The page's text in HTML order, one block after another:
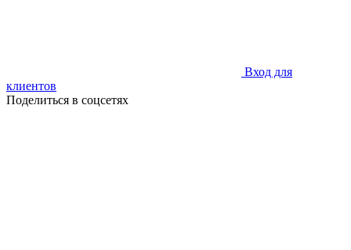
Вход для
клиентов
Поделиться в соцсетях